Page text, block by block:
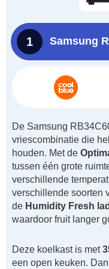
1 Samsung
De Samsung
vriescombinatie die
houden. Met de
tussen één grote
verschillende
verschillende soorten
de Humidity Fresh
waardoor fruit langer
Deze koelkast is met
een open keuken.